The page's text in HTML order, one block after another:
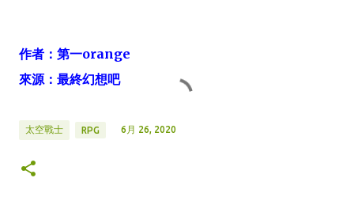
作者：第一orange
來源：最終幻想吧
太空戰士 RPG 6月 26, 2020